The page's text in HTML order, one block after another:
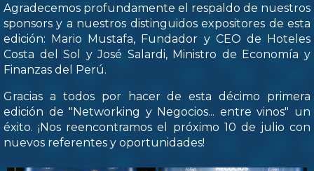
Agradecemos profundamente el respaldo de nuestros
sponsors y a nuestros distinguidos expositores de esta
edición: Mario Mustafa, Fundador y CEO de Hoteles
Costa del Sol y José Salardi, Ministro de Economía y
Finanzas del Perú.
Gracias a todos por hacer de esta décimo primera
edición de "Networking y Negocios... entre vinos" un
éxito. ¡Nos reencontramos el próximo 10 de julio con
nuevos referentes y oportunidades!